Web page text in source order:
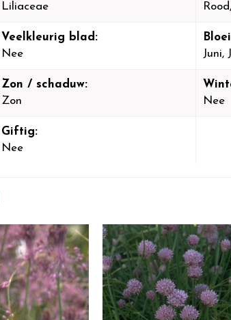
Liliaceae
Veelkleurig blad:
Nee
Juni,
Zon / schaduw:
Zon
Nee
Giftig:
Nee